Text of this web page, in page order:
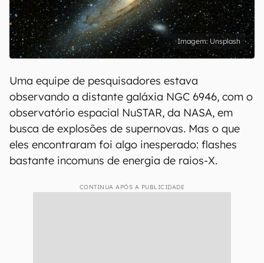
Unsplash
Uma equipe de pesquisadores estava
observando a distante galáxia NGC 6946, com o
observatório espacial NuSTAR, da NASA, em
busca de explosões de supernovas. Mas o que
eles encontraram foi algo inesperado: flashes
bastante incomuns de energia de raios-X.
CONTINUA APÓS A PUBLICIDADE